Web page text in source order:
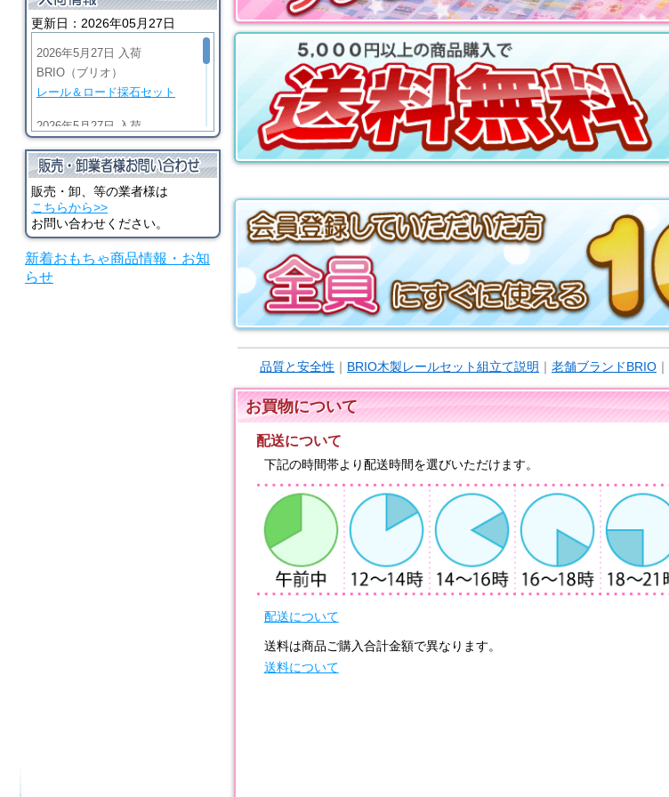
更新日：2026年05月27日
2026年5月27日 入荷
BRIO（ブリオ）
レール＆ロード採石セット
2026年5月27日 入荷
ビッググリーンアクション機
関車
2026年5月27日 入荷
BRIO（ブリオ）
マイティゴールドアクション
機関車
販売・卸、等の業者様は
こちらから>>
お問い合わせください。
新着おもちゃ商品情報・お知
らせ
品質と安全性 ｜ BRIO木製レールセット組立て説明 ｜ 老舗ブランドBRIO ｜
お買物について
配送について
下記の時間帯より配送時間を選びいただけます。
配送について
送料は商品ご購入合計金額で異なります。
送料について